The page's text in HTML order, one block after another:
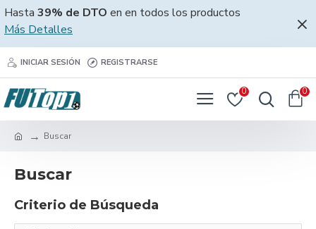
Hasta 39% de DTO en en todos los productos
Más Detalles
INICIAR SESIÓN REGISTRARSE
0 0
Buscar
Buscar
Criterio de Búsqueda